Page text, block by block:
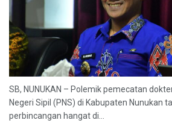
SB, NUNUKAN – Polemik pemecatan
Negeri Sipil (PNS) di Kabupaten Nunukan
perbincangan hangat di...